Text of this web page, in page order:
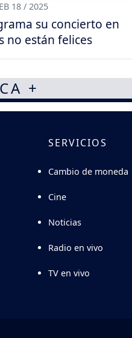
18 / 2025
su concierto en
no están felices
+
SERVICIOS
Cambio de moneda
Cine
Noticias
Radio en vivo
TV en vivo